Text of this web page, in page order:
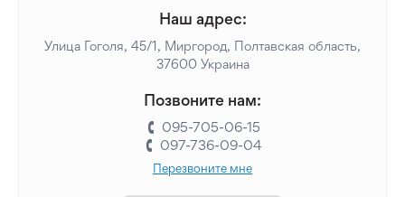
Наш адрес:
Улица Гоголя, 45/1, Миргород, Полтавская область,
37600 Украина
Позвоните нам:
095-705-06-15
097-736-09-04
Перезвоните мне